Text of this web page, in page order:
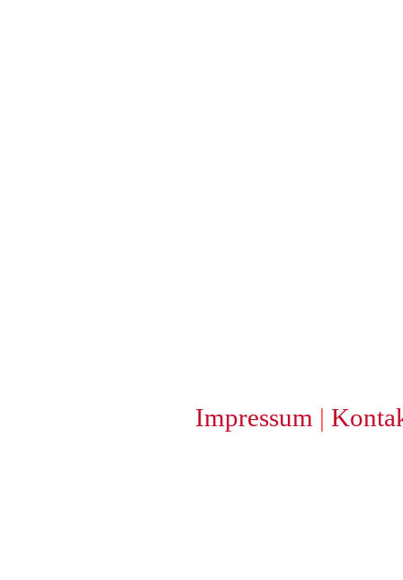
Impressum |